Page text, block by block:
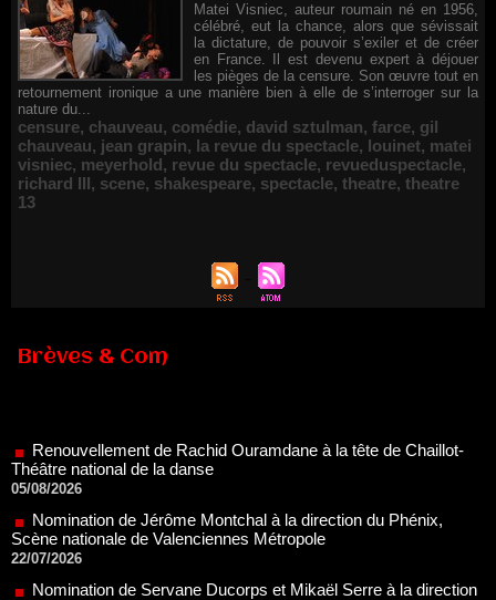
Matei Visniec, auteur roumain né en 1956,
célébré, eut la chance, alors que sévissait
la dictature, de pouvoir s’exiler et de créer
en France. Il est devenu expert à déjouer
les pièges de la censure. Son œuvre tout en
retournement ironique a une manière bien à elle de s’interroger sur la
nature du...
censure, chauveau, comédie, david sztulman, farce, gil
chauveau, jean grapin, la revue du spectacle, louinet, matei
visniec, meyerhold, revue du spectacle, revueduspectacle,
richard III, scene, shakespeare, spectacle, theatre, theatre
13
Brèves & Com
05/08/2026
Nomination de Jérôme Montchal à la direction du Phénix,
22/07/2026
Nomination de Servane Ducorps et Mikaël Serre à la direction
Est Alsace